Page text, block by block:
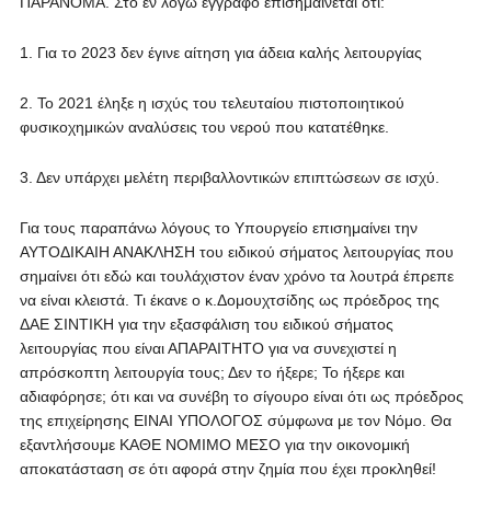
1. Για το 2023 δεν έγινε αίτηση για άδεια καλής λειτουργίας
2. Το 2021 έληξε η ισχύς του τελευταίου πιστοποιητικού
φυσικοχημικών αναλύσεις του νερού που κατατέθηκε.
3. Δεν υπάρχει μελέτη περιβαλλοντικών επιπτώσεων σε ισχύ.
Για τους παραπάνω λόγους το Υπουργείο επισημαίνει την
ΑΥΤΟΔΙΚΑΙΗ ΑΝΑΚΛΗΣΗ του ειδικού σήματος λειτουργίας που
σημαίνει ότι εδώ και τουλάχιστον έναν χρόνο τα λουτρά έπρεπε
να είναι κλειστά. Τι έκανε ο κ.Δομουχτσίδης ως πρόεδρος της
ΔΑΕ ΣΙΝΤΙΚΗ για την εξασφάλιση του ειδικού σήματος
λειτουργίας που είναι ΑΠΑΡΑΙΤΗΤΟ για να συνεχιστεί η
απρόσκοπτη λειτουργία τους; Δεν το ήξερε; Το ήξερε και
αδιαφόρησε; ότι και να συνέβη το σίγουρο είναι ότι ως πρόεδρος
της επιχείρησης ΕΙΝΑΙ ΥΠΟΛΟΓΟΣ σύμφωνα με τον Νόμο. Θα
εξαντλήσουμε ΚΑΘΕ ΝΟΜΙΜΟ ΜΕΣΟ για την οικονομική
αποκατάσταση σε ότι αφορά στην ζημία που έχει προκληθεί!